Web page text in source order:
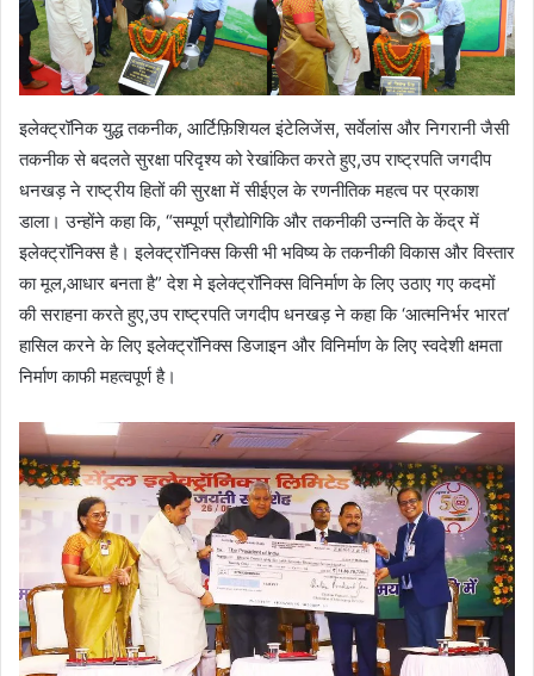
इलेक्ट्रॉनिक युद्ध तकनीक, आर्टिफ़िशियल इंटेलिजेंस, सर्वेलांस और निगरानी जैसी
तकनीक से बदलते सुरक्षा परिदृश्य को रेखांकित करते हुए,उप राष्ट्रपति जगदीप
धनखड़ ने राष्ट्रीय हितों की सुरक्षा में सीईएल के रणनीतिक महत्व पर प्रकाश
डाला। उन्होंने कहा कि, “सम्पूर्ण प्रौद्योगिकि और तकनीकी उन्नति के केंद्र में
इलेक्ट्रॉनिक्स है। इलेक्ट्रॉनिक्स किसी भी भविष्य के तकनीकी विकास और विस्तार
का मूल,आधार बनता है” देश मे इलेक्ट्रॉनिक्स विनिर्माण के लिए उठाए गए कदमों
की सराहना करते हुए,उप राष्ट्रपति जगदीप धनखड़ ने कहा कि ‘आत्मनिर्भर भारत’
हासिल करने के लिए इलेक्ट्रॉनिक्स डिजाइन और विनिर्माण के लिए स्वदेशी क्षमता
निर्माण काफी महत्वपूर्ण है।